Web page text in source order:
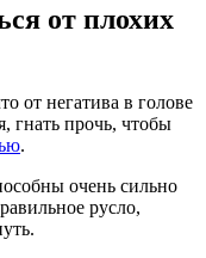
от плохих
от негатива в голове
гнать прочь, чтобы
.
очень сильно
русло,